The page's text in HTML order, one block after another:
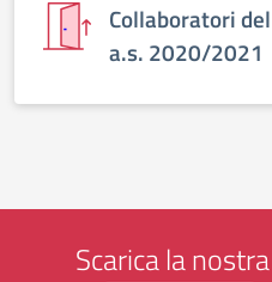
Collaboratori del
a.s. 2020/2021
Scarica la